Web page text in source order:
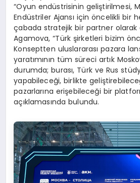
“Oyun endüstrisinin geliştirilmesi,
Endüstriler Ajansı için öncelikli bir
çabada stratejik bir partner olarak
Agamova, “Türk şirketleri bizim
Konseptten uluslararası pazara
yaratımının tüm süreci artık
durumda; burası, Türk ve Rus
yapabileceği, birlikte
pazarlarına erişebileceği bir
açıklamasında bulundu.